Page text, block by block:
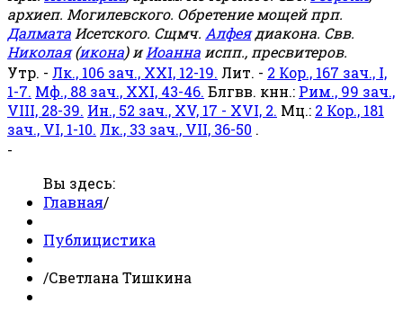
архиеп. Могилевского. Обретение мощей прп.
Далмата Исетского. Сщмч. Алфеядиакона. Свв.
Николая(икона) иИоанна испп., пресвитеров.
Утр. - Лк., 106 зач., XXI, 12-19. Лит. - 2 Кор., 167 зач., I,
1-7. Мф., 88 зач., XXI, 43-46. Блгвв. кнн.: Рим., 99 зач.,
VIII, 28-39. Ин., 52 зач., XV, 17 - XVI, 2. Мц.: 2 Кор., 181
зач., VI, 1-10. Лк., 33 зач., VII, 36-50 .
-
Вы здесь:
Главная/
Публицистика
/Светлана Тишкина